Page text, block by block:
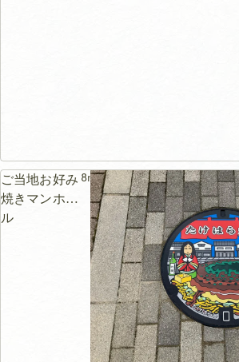
ご当地お好み
焼きマンホー
ル
8m